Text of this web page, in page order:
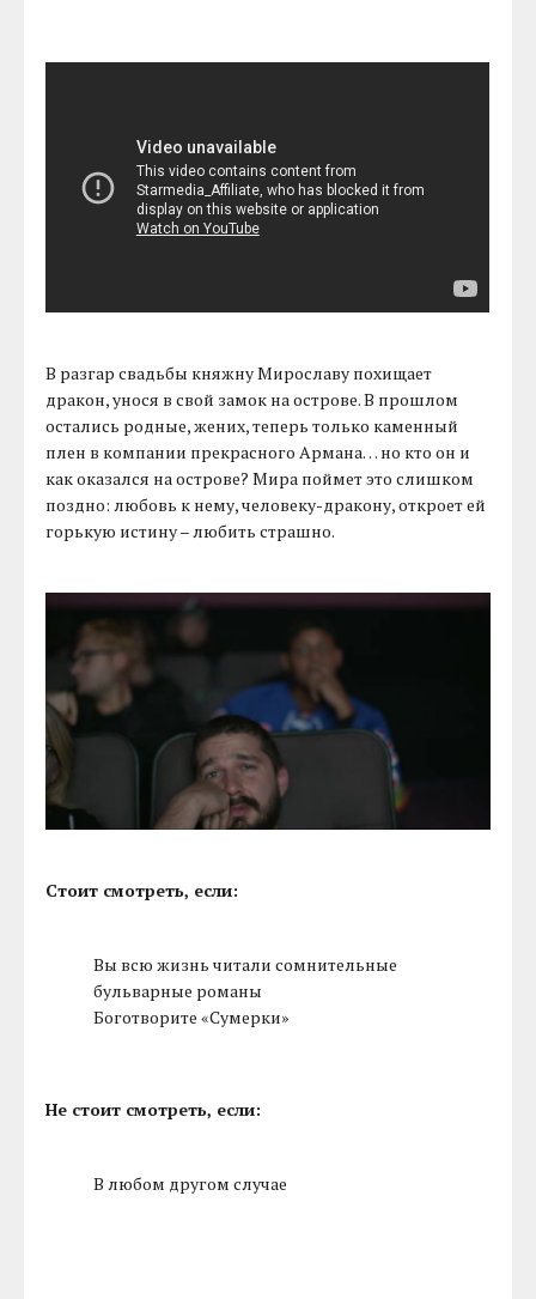
В разгар свадьбы княжну Мирославу похищает
дракон, унося в свой замок на острове. В прошлом
остались родные, жених, теперь только каменный
плен в компании прекрасного Армана… но кто он и
как оказался на острове? Мира поймет это слишком
поздно: любовь к нему, человеку-дракону, откроет ей
горькую истину – любить страшно.
Стоит смотреть, если:
Вы всю жизнь читали сомнительные
бульварные романы
Боготворите «Сумерки»
Не стоит смотреть, если:
В любом другом случае